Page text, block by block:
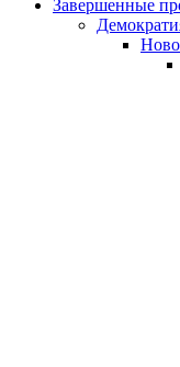
Завершенные